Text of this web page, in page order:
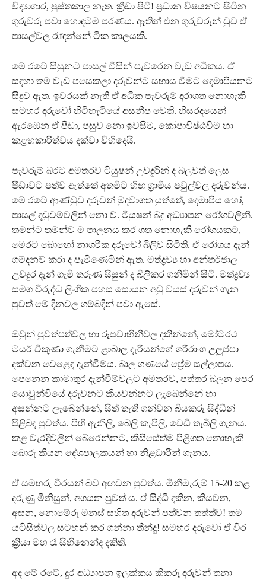
විද්‍යාගාර, පුස්තකාල නැත. ක්‍රීඩා පිටි! ප්‍රධාන විෂයනට සිටින
ගුරුවරු පවා හොඳටම පරණය. ඈතින් එන ගුරුවරුන් වුව ඒ
පාසල්වල රැf​ඳන්නේ ටික කාලයකි.
මේ රටේ සිසුනට පාසල් විසින් පැවරෙන වැඩ අධිකය. ඒ
සඳහා තම වැඩ පසෙකලා දරුවන්ට සහාය වීමට දෙමාපියනට
සිදුව ඇත. ඉවරයක් නැති ඒ අධික පැවරුම් දරාගත නොහැකි
සමහර දරුවෝ හිටිහැටියේ අසනීප වෙති. හිසරදයෙන්
ඇරඹෙන ඒ පීඩා, පසුව නො ඉවසීම, කෝපාවිෂ්ඨවීම හා
කළහකාරිත්වය දක්වා විහිදෙයි.
පැවරුම් බරට අමතරව ටියුෂන් උවදුරින් ද බලවත් ලෙස
පීඩාවට පත්ව ඇත්තේ අතමිට හිඟ ග්‍රාමීය පවුල්වල දරුවන්ය.
මේ රටේ ආණ්ඩුව දරුවන් මුදවාගත යුත්තේ, දෙමාපිය හෝ,
පාසල් දඬුවම්වලින් නො ව්. ටියුෂන් බඳු අධ්‍යාපන රෝගවලිනි.
තමන්ට තමන්ව ම පාලනය කර ගත නොහැකි රෝගයකට,
මෙරට බොහෝ නාගරික දරුවෝ බිලිව සිටිති. ඒ රෝගය දැන්
ගම්දනව් කරා ද පැමිණෙමින් ඇත. මත්ද්‍රව්‍ය හා අන්තර්ජාල
උවදුර දැන් ගැමි තරුණ සිසුන් ද බිලිකර ගනිමින් සිටී. මත්ද්‍රව්‍ය
සමග විරුද්ධ ලිංගික පහස සොයන අඩු වයස් දරුවන් ගැන
පුවත් මේ දිනවල ගම්බදින් පවා ඇසේ.
ඔවුන් පුවත්පත්වල හා රූපවාහිනීවල දකින්නේ, මෝටරථ
ටයර් විකුණා ගැනීමට ළාබාල දැරියන්ගේ ශරීරාංග උලු‍ප්පා
දක්වන වෙළෙඳ දැන්වීම්ය. බාල ගණයේ ප්‍රේම සල්ලාපය.
පෙනෙන කාමාතුර දැන්වීම්වලට අමතරව, පත්තර බලන පෙර
යොවුන්වියේ දරුවනට කියවන්නට ලැබෙන්නේ හා
අසන්නට ලැබෙන්නේ, සිත් තැති ගන්වන බියකරු සිද්ධීන්
පිළිබඳ පුවත්ය. පිහි ඇනිලි, බෙලි කැපිලි, වෙඩි තැබිලි ගැනය.
කළ වැරදිවලින් බේරෙන්නට, කිසිසේත්ම පිළිගත නොහැකි
බොරු කියන දේශපාලකයන් හා නිළධාරීන් ගැනය.
ඒ සමහරු වීරයන් බව අඟවන පුවත්ය. මිනීමැරුම් 15-20 කළ
දරුණු මිනිසුන්, අගයන පුවත් ය. ඒ සිද්ධි දකින, කියවන,
අසන, නොමේරු මනස් සහිත දරුවන් පත්වන තත්ත්ව! තම
යටිසිත්වල සටහන් කර ගන්නා තීන්දු! සමහර දරුවෝ ඒ වීර
ක්‍රියා මහ රෑ සිහිනෙන්ද දකිති.
අද මේ රටේ, දුර අධ්‍යාපන ඉලක්කය කීකරු දරුවන් තනා